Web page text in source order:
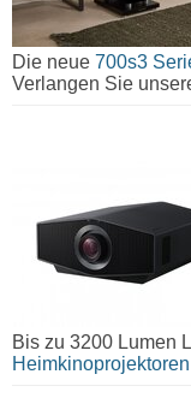
Die neue 700s3
Verlangen Sie
Bis zu 3200 Lumen
Heimkinoprojektoren